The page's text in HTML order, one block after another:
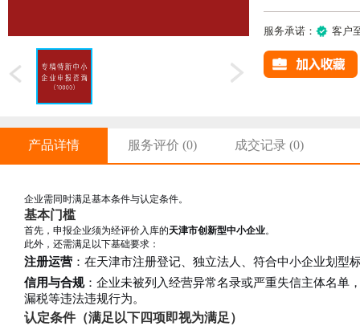
服务承诺： 客户
产品详情 服务评价 (0) 成交记录 (0)
企业需同时满足基本条件与认定条件。
基本门槛
首先，申报企业须为经评价入库的天津市创新型中小企业。
此外，还需满足以下基础要求：
注册运营 ：在天津市注册登记、独立法人、符合中小企业划型
信用与合规：企业未被列入经营异常名录或严重失信主体名单
漏税等违法违规行为。
认定条件（满足以下四项即视为满足）